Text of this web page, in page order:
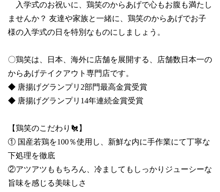
入学式のお祝いに、鶏笑のからあげで心もお腹も満たし
ませんか？ 友達や家族と一緒に、鶏笑のからあげでお子
様の入学式の日を特別なものにしましょう。
〇鶏笑は、日本、海外に店舗を展開する、店舗数日本一の
からあげテイクアウト専門店です。
◆ 唐揚げグランプリ2部門最高金賞受賞
◆ 唐揚げグランプリ14年連続金賞受賞
【鶏笑のこだわり🐔】
① 国産若鶏を100％使用し、新鮮な内に手作業にて丁寧な
下処理を徹底
②アツアツももちろん、冷ましてもしっかりジューシーな
旨味を感じる美味しさ